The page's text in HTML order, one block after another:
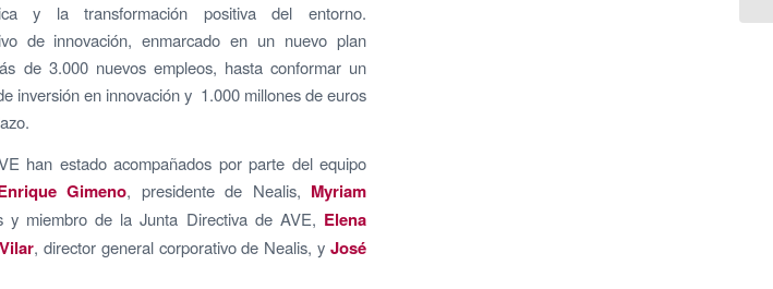
y la transformación positiva del entorno.
de innovación, enmarcado en un nuevo plan
de 3.000 nuevos empleos, hasta conformar un
inversión en innovación y 1.000 millones de euros
han estado acompañados por parte del equipo
Gimeno, presidente de Nealis, Myriam
y miembro de la Junta Directiva de AVE, Elena
, director general corporativo de Nealis, yJosé